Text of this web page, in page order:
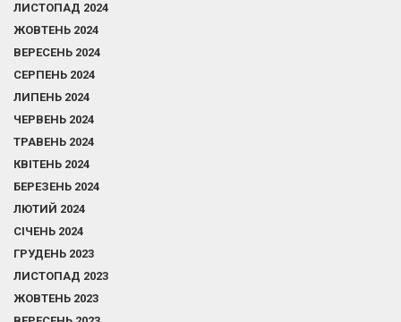
ЛИСТОПАД 2024
ЖОВТЕНЬ 2024
ВЕРЕСЕНЬ 2024
СЕРПЕНЬ 2024
ЛИПЕНЬ 2024
ЧЕРВЕНЬ 2024
ТРАВЕНЬ 2024
КВІТЕНЬ 2024
БЕРЕЗЕНЬ 2024
ЛЮТИЙ 2024
СІЧЕНЬ 2024
ГРУДЕНЬ 2023
ЛИСТОПАД 2023
ЖОВТЕНЬ 2023